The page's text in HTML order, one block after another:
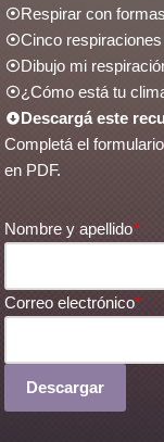
Respirar con
Cinco
Dibujo mi
¿Cómo está tu
Descargá este
Completá el
en PDF.
Nombre y apellido*
Correo electrónico*
Descargar